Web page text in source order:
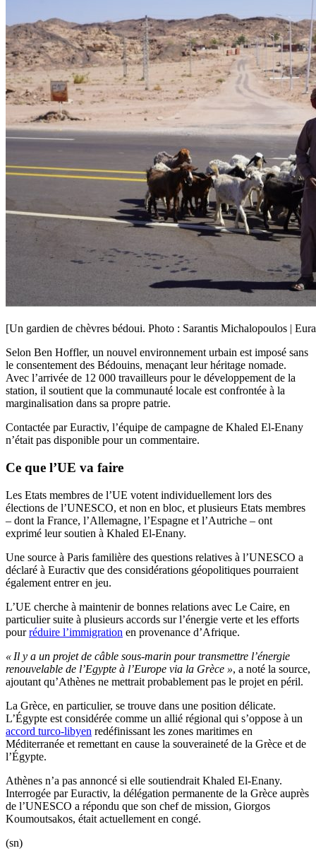
[Un gardien de chèvres bédoui. Photo : Sarantis Michalopoulos |
Selon Ben Hoffler, un nouvel environnement urbain est imposé sans
le consentement des Bédouins, menaçant leur héritage nomade.
Avec l’arrivée de 12 000 travailleurs pour le développement de la
station, il soutient que la communauté locale est confrontée à la
marginalisation dans sa propre patrie.
Contactée par Euractiv, l’équipe de campagne de Khaled El-Enany
n’était pas disponible pour un commentaire.
Ce que l’UE va faire
Les Etats membres de l’UE votent individuellement lors des
élections de l’UNESCO, et non en bloc, et plusieurs Etats membres
– dont la France, l’Allemagne, l’Espagne et l’Autriche – ont
exprimé leur soutien à Khaled El-Enany.
Une source à Paris familière des questions relatives à l’UNESCO a
déclaré à Euractiv que des considérations géopolitiques pourraient
également entrer en jeu.
L’UE cherche à maintenir de bonnes relations avec Le Caire, en
particulier suite à plusieurs accords sur l’énergie verte et les efforts
pourréduire l’immigration en provenance d’Afrique.
« Il y a un projet de câble sous-marin pour transmettre l’énergie
renouvelable de l’Egypte à l’Europe via la Grèce », a noté la source,
ajoutant qu’Athènes ne mettrait probablement pas le projet en péril.
La Grèce, en particulier, se trouve dans une position délicate.
L’Égypte est considérée comme un allié régional qui s’oppose à un
accord turco-libyen redéfinissant les zones maritimes en
Méditerranée et remettant en cause la souveraineté de la Grèce et de
l’Égypte.
Athènes n’a pas annoncé si elle soutiendrait Khaled El-Enany.
Interrogée par Euractiv, la délégation permanente de la Grèce auprès
de l’UNESCO a répondu que son chef de mission, Giorgos
Koumoutsakos, était actuellement en congé.
(sn)